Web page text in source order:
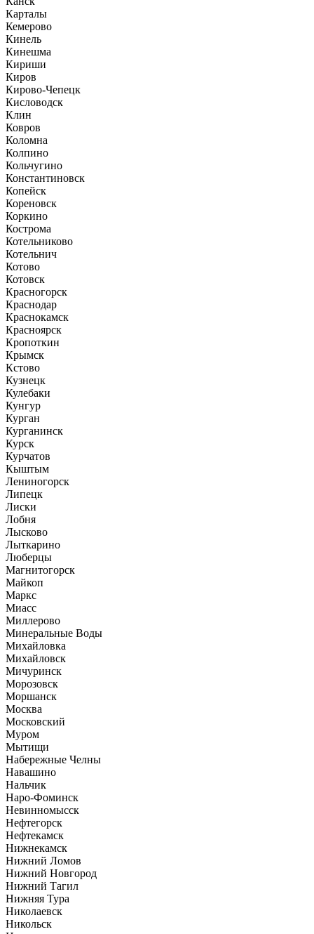
Карталы
Кемерово
Кинель
Кинешма
Кириши
Киров
Кирово-Чепецк
Кисловодск
Клин
Ковров
Коломна
Колпино
Кольчугино
Константиновск
Копейск
Кореновск
Коркино
Кострома
Котельниково
Котельнич
Котово
Котовск
Красногорск
Краснодар
Краснокамск
Красноярск
Кропоткин
Крымск
Кстово
Кузнецк
Кулебаки
Кунгур
Курган
Курганинск
Курск
Курчатов
Кыштым
Лениногорск
Липецк
Лиски
Лобня
Лысково
Лыткарино
Люберцы
Магнитогорск
Майкоп
Маркс
Миасс
Миллерово
Минеральные Воды
Михайловка
Михайловск
Мичуринск
Морозовск
Моршанск
Москва
Московский
Муром
Мытищи
Набережные Челны
Навашино
Нальчик
Наро-Фоминск
Невинномысск
Нефтегорск
Нефтекамск
Нижнекамск
Нижний Ломов
Нижний Новгород
Нижний Тагил
Нижняя Тура
Николаевск
Никольск